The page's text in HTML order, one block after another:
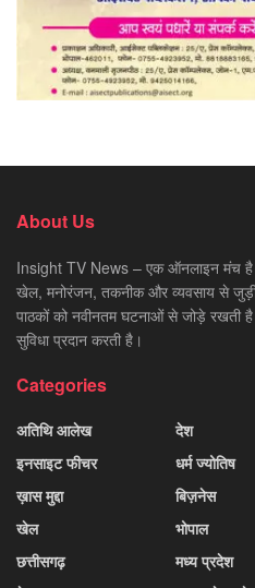
About Us
Insight TV News – एक ऑनलाइन मंच है
खेल, मनोरंजन, तकनीक और व्यवसाय से जुड़ी
पाठकों को नवीनतम घटनाओं से जोड़े रखती
सुविधा प्रदान करती है।
Categories
अतिथि आलेख
इनसाइट फीचर
ख़ास मुद्दा
खेल
छत्तीसगढ़
देश
धर्म ज्योतिष
बिज़नेस
भोपाल
मध्य प्रदेश